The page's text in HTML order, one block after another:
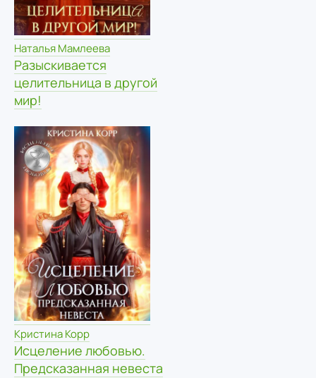
Наталья Мамлеева
Разыскивается
целительница в другой
мир!
Кристина Корр
Исцеление любовью.
Предсказанная невеста